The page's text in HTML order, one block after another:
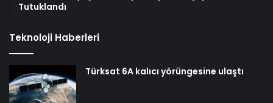
Tutuklandı
Teknoloji Haberleri
Türksat 6A kalıcı yörüngesine ulaştı